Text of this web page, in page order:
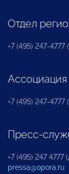
Отдел
+7 (495) 247-4777
+7 (495) 247-4777
Пресс-
+7 (495) 247 4777
pressa@opora.ru